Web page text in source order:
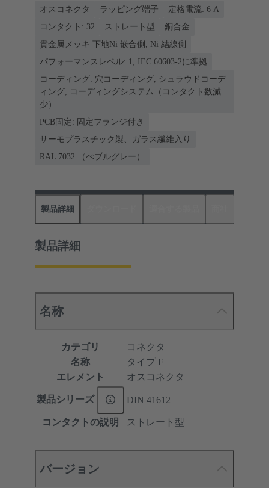
オスコネクタ ラッピング端子
定格電流: ‌6 A
コンタクト: 32
ストレート型
銅合金
貴金属メッキ 下地Ni 嵌合側, Ni 結線側
パフォーマンスレベル: 1, IEC 60603-2に準拠
コーディング: 穴コーディング, シュラウドコーデ
ィング, コーディングシステム（コンタクト数減
少）
PCB固定: 固定フランジ付き
サーモプラスチック製、ガラス繊維入り
RAL 7032 （ぺブルグレー）
製品詳細
製品詳細
名称
カテゴリ
コネクタ
名称
タイプ F
エレメント
オスコネクタ
製品シリーズ DIN 41612
コンタクトの説明 ストレート型
バージョン